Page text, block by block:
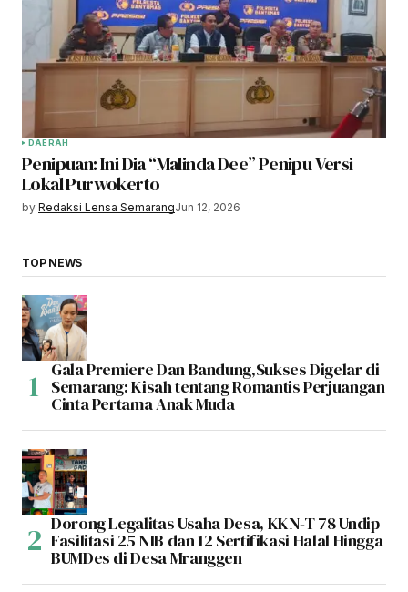
DAERAH
Penipuan: Ini Dia “Malinda Dee” Penipu Versi
Lokal Purwokerto
by Redaksi Lensa SemarangJun 12, 2026
TOP NEWS
Gala Premiere Dan Bandung,Sukses Digelar di
Semarang: Kisah tentang Romantis Perjuangan
Cinta Pertama Anak Muda
Dorong Legalitas Usaha Desa, KKN-T 78 Undip
Fasilitasi 25 NIB dan 12 Sertifikasi Halal Hingga
BUMDes di Desa Mranggen